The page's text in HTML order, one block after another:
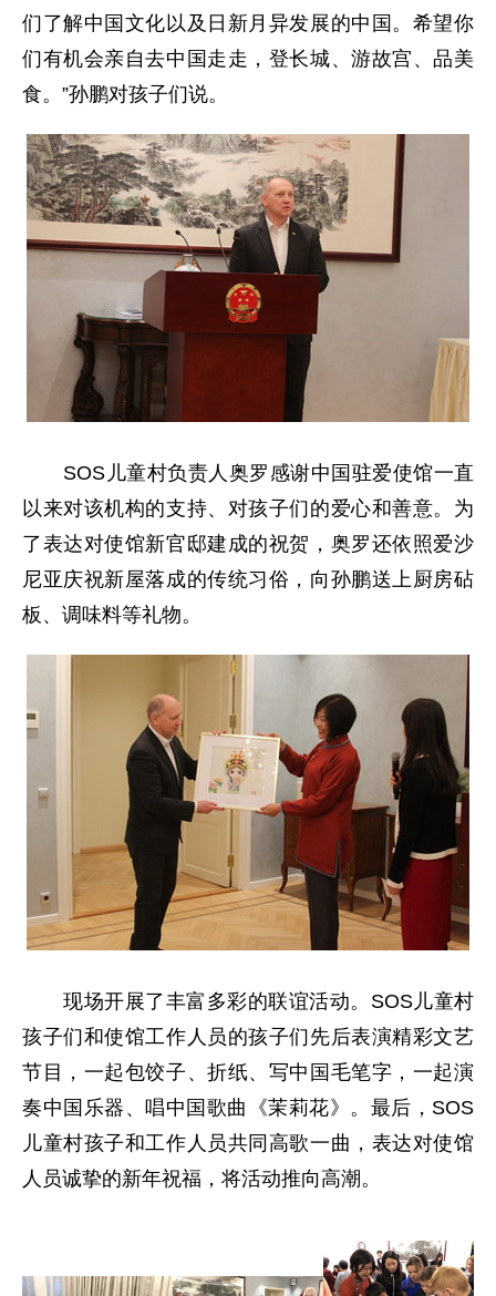
们了解中国文化以及日新月异发展的中国。希望你
们有机会亲自去中国走走，登长城、游故宫、品美
食。”孙鹏对孩子们说。
SOS儿童村负责人奥罗感谢中国驻爱使馆一直
以来对该机构的支持、对孩子们的爱心和善意。为
了表达对使馆新官邸建成的祝贺，奥罗还依照爱沙
尼亚庆祝新屋落成的传统习俗，向孙鹏送上厨房砧
板、调味料等礼物。
现场开展了丰富多彩的联谊活动。SOS儿童村
孩子们和使馆工作人员的孩子们先后表演精彩文艺
节目，一起包饺子、折纸、写中国毛笔字，一起演
奏中国乐器、唱中国歌曲《茉莉花》。最后，SOS
儿童村孩子和工作人员共同高歌一曲，表达对使馆
人员诚挚的新年祝福，将活动推向高潮。